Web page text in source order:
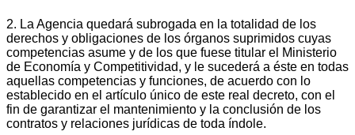
2. La Agencia quedará subrogada en la totalidad de los
derechos y obligaciones de los órganos suprimidos cuyas
competencias asume y de los que fuese titular el Ministerio
de Economía y Competitividad, y le sucederá a éste en todas
aquellas competencias y funciones, de acuerdo con lo
establecido en el artículo único de este real decreto, con el
fin de garantizar el mantenimiento y la conclusión de los
contratos y relaciones jurídicas de toda índole.